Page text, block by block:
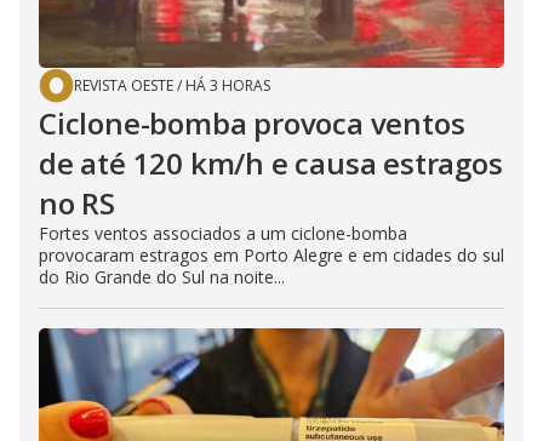
REVISTA OESTE/ HÁ 3 HORAS
Ciclone-bomba provoca ventos
de até 120 km/h e causa estragos
no RS
Fortes ventos associados a um ciclone-bomba
provocaram estragos em Porto Alegre e em cidades do sul
do Rio Grande do Sul na noite...